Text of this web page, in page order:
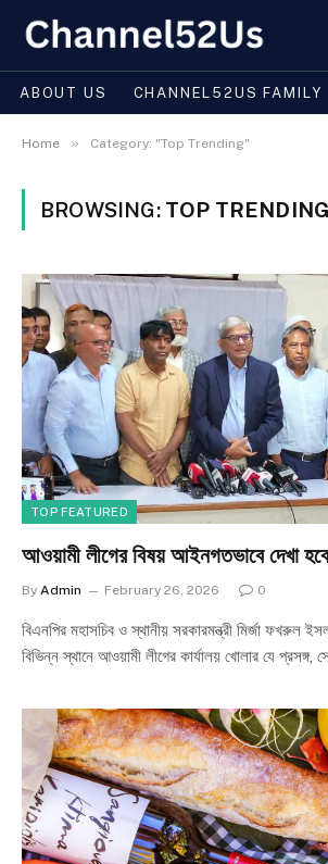
ABOUT US CHANNEL52US FAMILY
Home » Category: "Top Trending"
BROWSING: TOP TRENDING
TOP FEATURED
আওয়ামী লীগের বিষয় আইনগতভাবে দেখা
By Admin February 26, 2026 0
বিএনপির মহাসচিব ও স্থানীয় সরকারমন্ত্রী মির্জা ফখরুল
বিভিন্ন স্থানে আওয়ামী লীগের কার্যালয় খোলার যে